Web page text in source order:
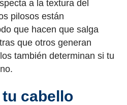
a la textura del
pilosos están
que hacen que salga
que otros generan
también determinan si tu
cabello